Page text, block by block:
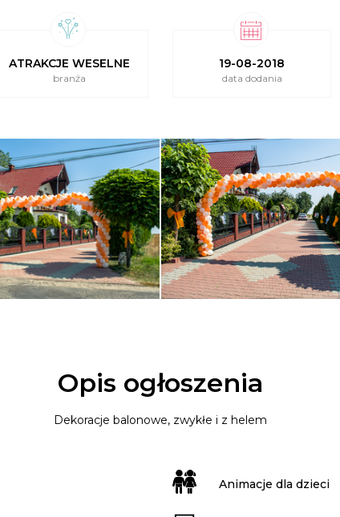
ATRAKCJE WESELNE
branża
19-08-2018
data dodania
Opis ogłoszenia
Dekoracje balonowe, zwykłe i z helem
Animacje dla dzieci